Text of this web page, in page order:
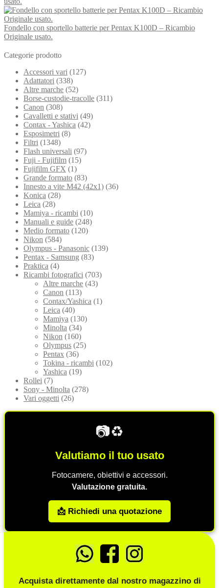
Fondello con sportello batterie per Pentax K100D – Ricambio
Originale usato.
Categorie prodotto
Accessori vari (127)
Adattatori (338)
Altre marche (52)
Borse-custodie-tracolle (311)
Canon (308)
Cavalletti e stativi (49)
Contax - Yashica (42)
Esposimetri (8)
Filtri (1348)
Flash universali (97)
Fuji - Fujifilm (15)
Fujifilm GFX (1)
Grande formato (83)
Innesto a vite M42 (42x1) (36)
Konica (28)
Leica (28)
Mamiya - ricambi (10)
Manuali e guide (248)
Medio formato (120)
Nikon (584)
Olympus - Panasonic (139)
Pentax - Samsung (83)
Praktica (4)
Ricambi fotografici (703)
Altre marche (43)
Canon (113)
Contax/Yashica (1)
Leica (40)
Mamiya (130)
Minolta (34)
Nikon (160)
Olympus (25)
Pentax (36)
Tokina - ricambi (102)
Yashica (19)
Rollei (7)
Sony - Minolta (278)
Vari oggetti (26)
📷♻️
Valutiamo il tuo usato
Fotocamere, obiettivi e accessori.
Valutazione gratuita.
📩 Richiedi una quotazione
Acquista direttamente dal nostro magazzino di